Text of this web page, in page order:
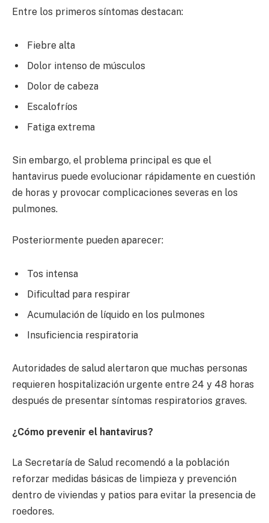
Entre los primeros síntomas destacan:
Fiebre alta
Dolor intenso de músculos
Dolor de cabeza
Escalofríos
Fatiga extrema
Sin embargo, el problema principal es que el
hantavirus puede evolucionar rápidamente en cuestión
de horas y provocar complicaciones severas en los
pulmones.
Posteriormente pueden aparecer:
Tos intensa
Dificultad para respirar
Acumulación de líquido en los pulmones
Insuficiencia respiratoria
Autoridades de salud alertaron que muchas personas
requieren hospitalización urgente entre 24 y 48 horas
después de presentar síntomas respiratorios graves.
¿Cómo prevenir el hantavirus?
La Secretaría de Salud recomendó a la población
reforzar medidas básicas de limpieza y prevención
dentro de viviendas y patios para evitar la presencia de
roedores.